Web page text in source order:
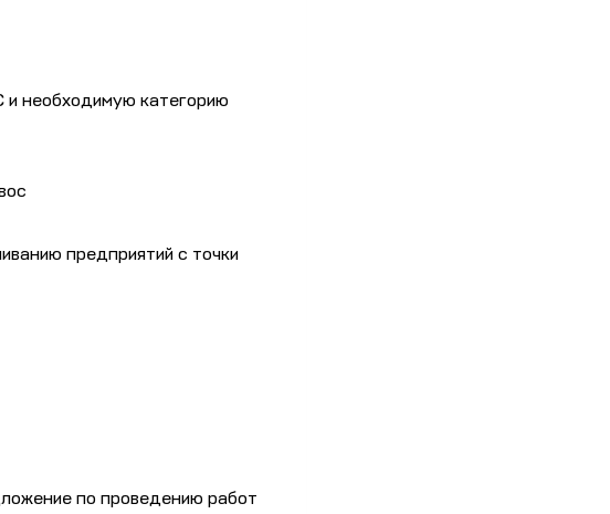
и необходимую категорию
предприятий с точки
по проведению работ